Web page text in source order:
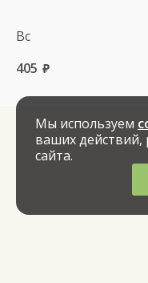
Вс
405 руб.
Мы используем
ваших
сайта.